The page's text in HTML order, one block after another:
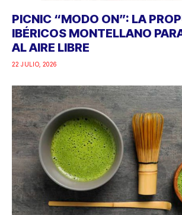
PICNIC “MODO ON”: LA
IBÉRICOS MONTELLANO
AL AIRE LIBRE
22 JULIO, 2026